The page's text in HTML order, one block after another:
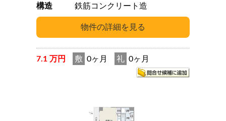
構造
鉄筋コンクリート造
7.1 万円 敷 0ヶ月 礼 0ヶ月